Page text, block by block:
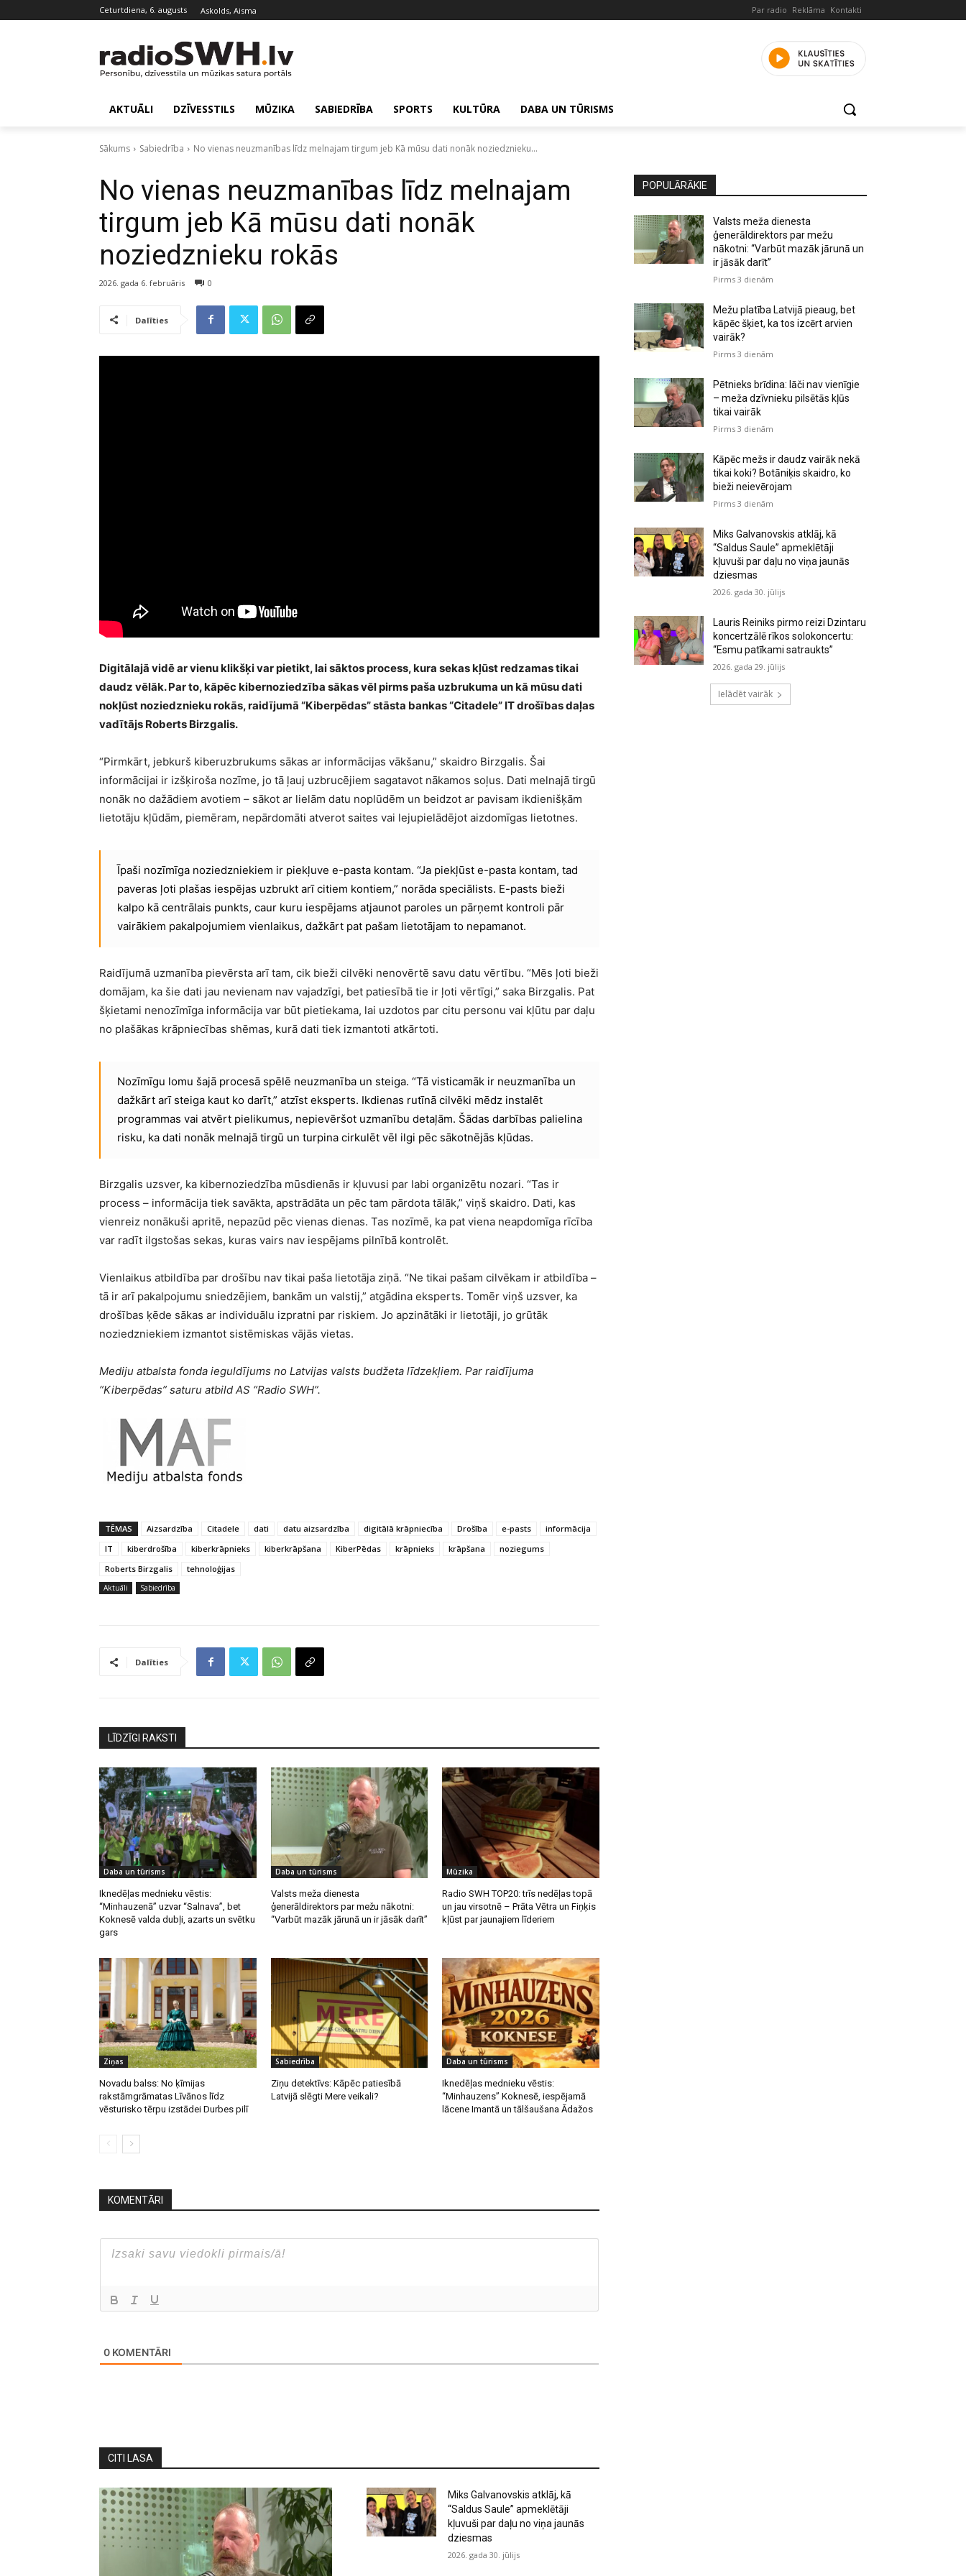
ceturtdiena, 6. augusts Askolds, Aisma Par radio Reklāma Kontakti
AKTUĀLI DZĪVESSTILS MŪZIKA SABIEDRĪBA SPORTS KULTŪRA DABA UN TŪRISMS
Sākums Sabiedrība No vienas neuzmanības līdz melnajam tirgum jeb Kā mūsu dati nonāk noziedznieku...
No vienas neuzmanības līdz melnajam
tirgum jeb Kā mūsu dati nonāk
noziedznieku rokās
2026. gada 6. februāris 0
Dalīties
Digitālajā vidē ar vienu klikšķi var pietikt, lai sāktos process, kura sekas kļūst redzamas tikai
daudz vēlāk. Par to, kāpēc kibernoziedzība sākas vēl pirms paša uzbrukuma un kā mūsu dati
nokļūst noziedznieku rokās, raidījumā “Kiberpēdas” stāsta bankas “Citadele” IT drošības daļas
vadītājs Roberts Birzgalis.
“Pirmkārt, jebkurš kiberuzbrukums sākas ar informācijas vākšanu,” skaidro Birzgalis. Šai
informācijai ir izšķiroša nozīme, jo tā ļauj uzbrucējiem sagatavot nākamos soļus. Dati melnajā tirgū
nonāk no dažādiem avotiem – sākot ar lielām datu noplūdēm un beidzot ar pavisam ikdienišķām
lietotāju kļūdām, piemēram, nepārdomāti atverot saites vai lejupielādējot aizdomīgas lietotnes.
Īpaši nozīmīga noziedzniekiem ir piekļuve e-pasta kontam. “Ja piekļūst e-pasta kontam, tad
paveras ļoti plašas iespējas uzbrukt arī citiem kontiem,” norāda speciālists. E-pasts bieži
kalpo kā centrālais punkts, caur kuru iespējams atjaunot paroles un pārņemt kontroli pār
vairākiem pakalpojumiem vienlaikus, dažkārt pat pašam lietotājam to nepamanot.
Raidījumā uzmanība pievērsta arī tam, cik bieži cilvēki nenovērtē savu datu vērtību. “Mēs ļoti bieži
domājam, ka šie dati jau nevienam nav vajadzīgi, bet patiesībā tie ir ļoti vērtīgi,” saka Birzgalis. Pat
šķietami nenozīmīga informācija var būt pietiekama, lai uzdotos par citu personu vai kļūtu par daļu
no plašākas krāpniecības shēmas, kurā dati tiek izmantoti atkārtoti.
Nozīmīgu lomu šajā procesā spēlē neuzmanība un steiga. “Tā visticamāk ir neuzmanība un
dažkārt arī steiga kaut ko darīt,” atzīst eksperts. Ikdienas rutīnā cilvēki mēdz instalēt
programmas vai atvērt pielikumus, nepievēršot uzmanību detaļām. Šādas darbības palielina
risku, ka dati nonāk melnajā tirgū un turpina cirkulēt vēl ilgi pēc sākotnējās kļūdas.
Birzgalis uzsver, ka kibernoziedzība mūsdienās ir kļuvusi par labi organizētu nozari. “Tas ir
process – informācija tiek savākta, apstrādāta un pēc tam pārdota tālāk,” viņš skaidro. Dati, kas
vienreiz nonākuši apritē, nepazūd pēc vienas dienas. Tas nozīmē, ka pat viena neapdomīga rīcība
var radīt ilgstošas sekas, kuras vairs nav iespējams pilnībā kontrolēt.
Vienlaikus atbildība par drošību nav tikai paša lietotāja ziņā. “Ne tikai pašam cilvēkam ir atbildība –
tā ir arī pakalpojumu sniedzējiem, bankām un valstij,” atgādina eksperts. Tomēr viņš uzsver, ka
drošības ķēde sākas ar individuālu izpratni par riskiem. Jo apzinātāki ir lietotāji, jo grūtāk
noziedzniekiem izmantot sistēmiskas vājās vietas.
Mediju atbalsta fonda ieguldījums no Latvijas valsts budžeta līdzekļiem. Par raidījuma
“Kiberpēdas” saturu atbild AS “Radio SWH”.
TĒMAS Aizsardzība Citadele dati datu aizsardzība digitālā krāpniecība Drošība e-pasts
informācija
IT
kiberdrošība kiberkrāpnieks kiberkrāpšana KiberPēdas krāpnieks krāpšana
noziegums
Roberts Birzgalis
tehnoloģijas
Aktuāli Sabiedrība
Dalīties
LĪDZĪGI RAKSTI
Daba un tūrisms
Iknedēļas mednieku vēstis:
“Minhauzenā” uzvar “Salnava”, bet
Koknesē valda dubļi, azarts un svētku
gars
Daba un tūrisms
Valsts meža dienesta
ģenerāldirektors par mežu nākotni:
“Varbūt mazāk jārunā un ir jāsāk darīt”
Mūzika
Radio SWH TOP20: trīs nedēļas topā
un jau virsotnē – Prāta Vētra un Fiņķis
kļūst par jaunajiem līderiem
Ziņas
Novadu balss: No ķīmijas
rakstāmgrāmatas Līvānos līdz
vēsturisko tērpu izstādei Durbes pilī
Sabiedrība
Ziņu detektīvs: Kāpēc patiesībā
Latvijā slēgti Mere veikali?
Daba un tūrisms
Iknedēļas mednieku vēstis:
“Minhauzens” Koknesē, iespējamā
lācene Imantā un tālšaušana Ādažos
KOMENTĀRI
0 KOMENTĀRI
CITI LASA
Miks Galvanovskis atklāj, kā
“Saldus Saule” apmeklētāji
kļuvuši par daļu no viņa jaunās
dziesmas
2026. gada 30. jūlijs
POPULĀRĀKIE
Valsts meža dienesta
ģenerāldirektors par mežu
nākotni: “Varbūt mazāk jārunā un
ir jāsāk darīt”
Pirms 3 dienām
Mežu platība Latvijā pieaug, bet
kāpēc šķiet, ka tos izcērt arvien
vairāk?
Pirms 3 dienām
Pētnieks brīdina: lāči nav vienīgie
– meža dzīvnieku pilsētās kļūs
tikai vairāk
Pirms 3 dienām
Kāpēc mežs ir daudz vairāk nekā
tikai koki? Botāniķis skaidro, ko
bieži neievērojam
Pirms 3 dienām
Miks Galvanovskis atklāj, kā
“Saldus Saule” apmeklētāji
kļuvuši par daļu no viņa jaunās
dziesmas
2026. gada 30. jūlijs
Lauris Reiniks pirmo reizi Dzintaru
koncertzālē rīkos solokoncertu:
“Esmu patīkami satraukts”
2026. gada 29. jūlijs
Ielādēt vairāk